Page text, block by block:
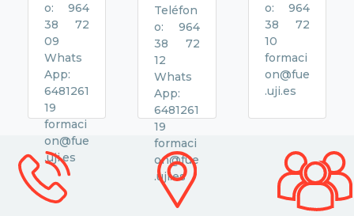
o: 964
38 72
09
Whats
App:
6481261
19
formaci
on@fue
.uji.es
Teléfon
o: 964
38 72
12
Whats
App:
6481261
19
formaci
on@fue
.uji.es
o: 964
38 72
10
formaci
on@fue
.uji.es